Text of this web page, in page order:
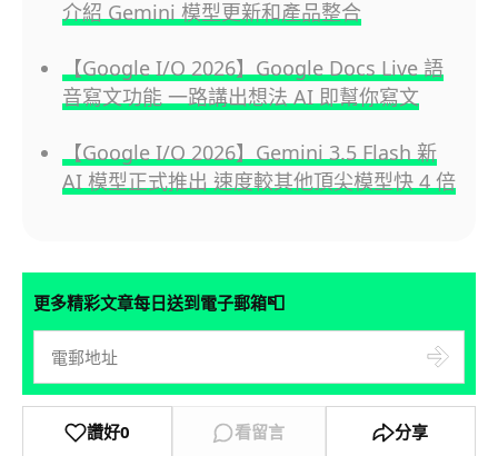
介紹 Gemini 模型更新和產品整合
【Google I/O 2026】Google Docs Live 語
音寫文功能 一路講出想法 AI 即幫你寫文
【Google I/O 2026】Gemini 3.5 Flash 新
AI 模型正式推出 速度較其他頂尖模型快 4 倍
更多精彩文章每日送到電子郵箱📮
讚好0 看留言 分享